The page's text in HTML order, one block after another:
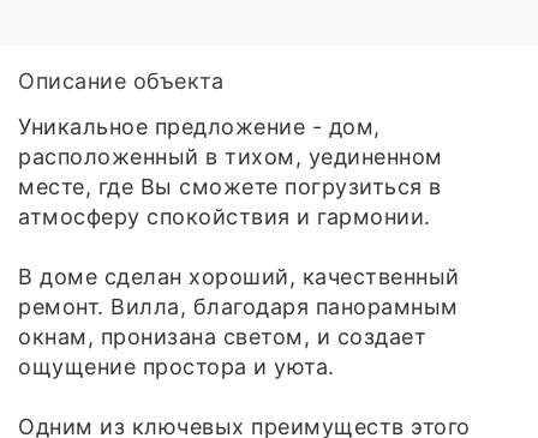
Описание объекта
Уникальное предложение - дом,
расположенный в тихом, уединенном
месте, где Вы сможете погрузиться в
атмосферу спокойствия и гармонии.
В доме сделан хороший, качественный
ремонт. Вилла, благодаря панорамным
окнам, пронизана светом, и создает
ощущение простора и уюта.
Одним из ключевых преимуществ этого